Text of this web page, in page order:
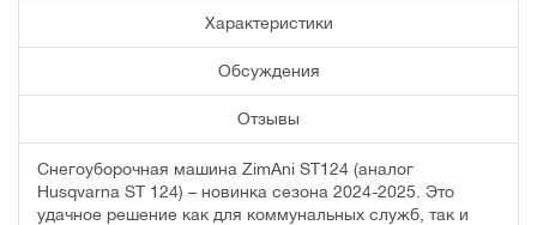
Характеристики
Обсуждения
Отзывы
Снегоуборочная машина ZimAni ST124 (аналог
Husqvarna ST 124) – новинка сезона 2024-2025. Это
удачное решение как для коммунальных служб, так и